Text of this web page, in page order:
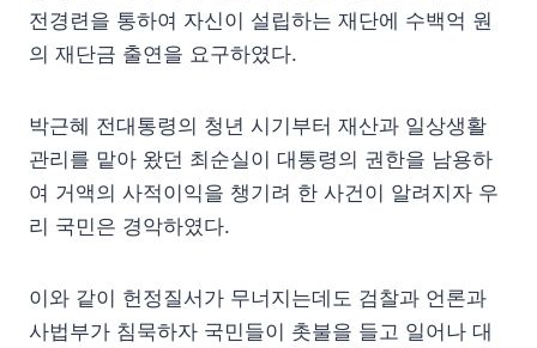
전경련을 통하여 자신이 설립하는 재단에 수백억 원
의 재단금 출연을 요구하였다.
박근혜 전대통령의 청년 시기부터 재산과 일상생활
관리를 맡아 왔던 최순실이 대통령의 권한을 남용하
여 거액의 사적이익을 챙기려 한 사건이 알려지자 우
리 국민은 경악하였다.
이와 같이 헌정질서가 무너지는데도 검찰과 언론과
사법부가 침묵하자 국민들이 촛불을 들고 일어나 대